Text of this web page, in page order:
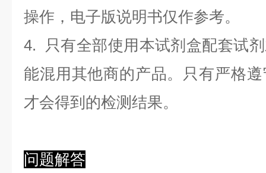
操作，电子版说明书仅作参考。
4. 只有全部使用本试剂盒配套试
能混用其他商的产品。只有严格
才会得到的检测结果。
问题解答